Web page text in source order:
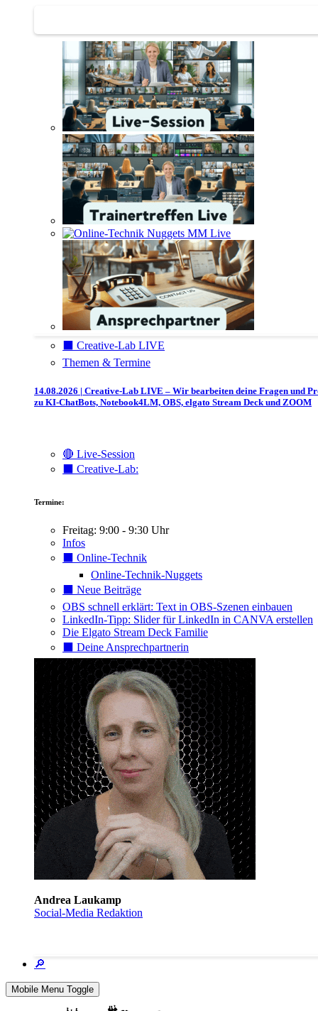
⬛️ Creative-Lab LIVE
Themen & Termine
14.08.2026 | Creative-Lab LIVE – Wir bearbeiten deine Fragen und
zu KI-ChatBots, Notebook4LM, OBS, elgato Stream Deck und ZOOM
🔴 Live-Session
⬛️ Creative-Lab:
Termine:
Freitag: 9:00 - 9:30 Uhr
Infos
⬛️ Online-Technik
Online-Technik-Nuggets
⬛️ Neue Beiträge
OBS schnell erklärt: Text in OBS-Szenen einbauen
LinkedIn-Tipp: Slider für LinkedIn in CANVA erstellen
Die Elgato Stream Deck Familie
⬛️ Deine Ansprechpartnerin
Andrea Laukamp
Social-Media Redaktion
🔎
Mobile Menu Toggle